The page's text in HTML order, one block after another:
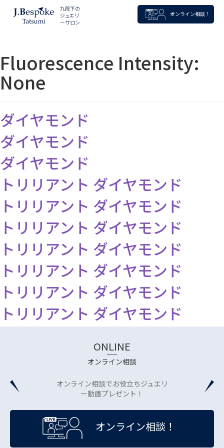
九段下の
ジュエリ
ーサロン
オンライン相談！
Fluorescence Intensity:
None
ダイヤモンド
ダイヤモンド
ダイヤモンド
トリリアント ダイヤモンド
トリリアント ダイヤモンド
トリリアント ダイヤモンド
トリリアント ダイヤモンド
トリリアント ダイヤモンド
トリリアント ダイヤモンド
トリリアント ダイヤモンド
ONLINE
オンライン相談
オンライン相談でお役立ちジュエリ
ー動画プレゼント！
オンライン相談！